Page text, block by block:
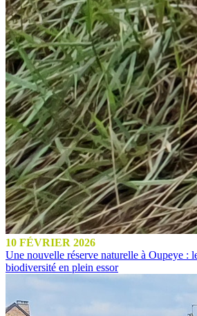
10 FÉVRIER 2026
Une nouvelle réserve naturelle à Oupeye :
biodiversité en plein essor